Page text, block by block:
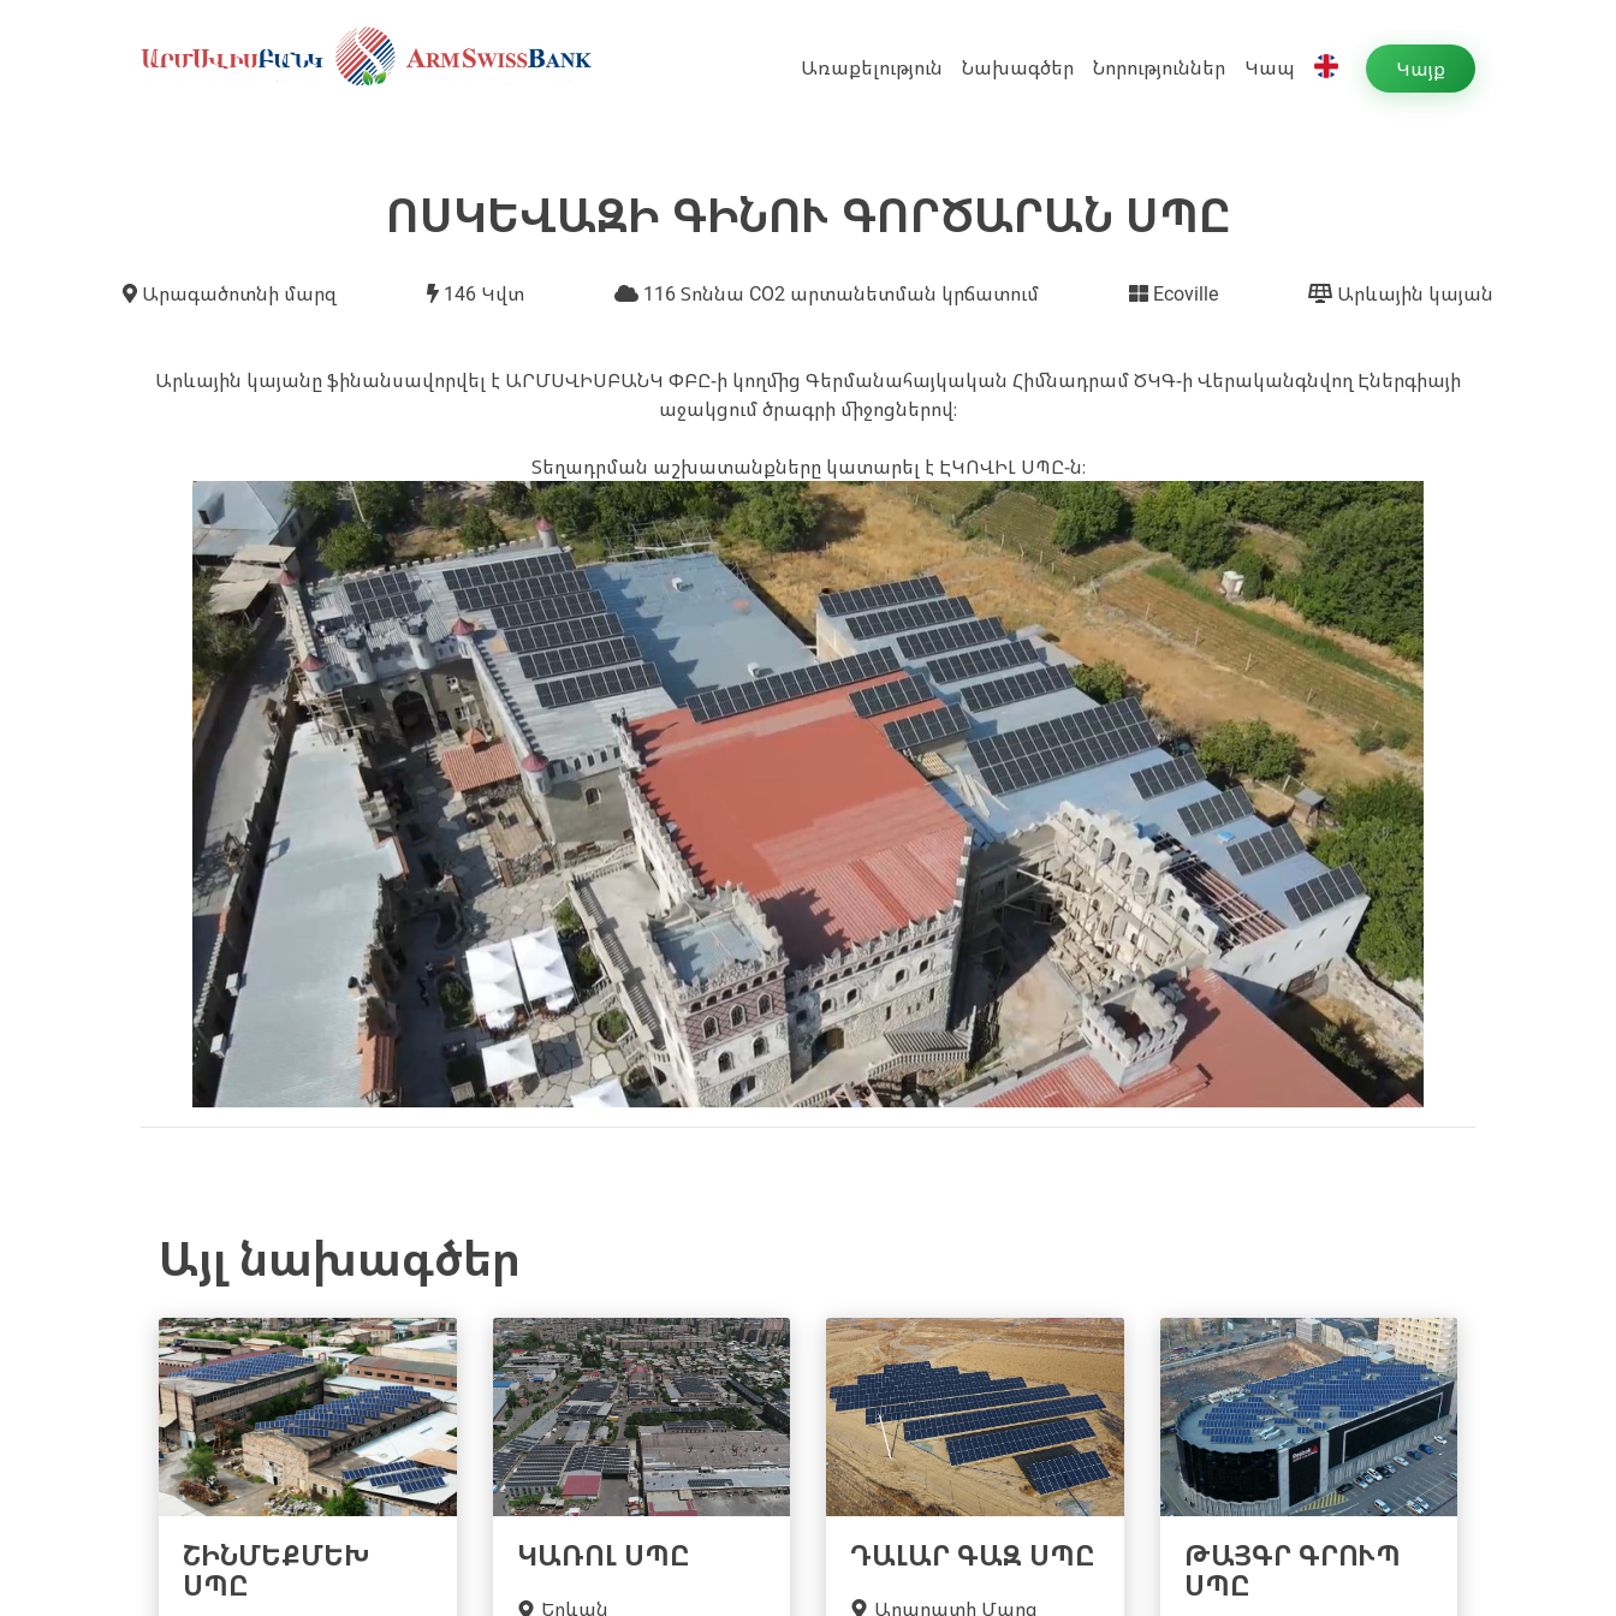
Առաքելություն Նախագծեր Նորություններ Կապ Կայք
ՈՍԿԵՎԱԶԻ ԳԻՆՈՒ ԳՈՐԾԱՐԱՆ ՍՊԸ
Արագածոտնի մարզ 146 Կվտ 116 Տոննա CO2 արտանետման կրճատում Ecoville Արևային կայան
Արևային կայանը ֆինանսավորվել է ԱՐՄՍՎԻՍԲԱՆԿ ՓԲԸ-ի կողմից Գերմանահայկական Հիմնադրամ ԾԿԳ-ի Վերականգնվող Էներգիայի
աջակցում ծրագրի միջոցներով։
Տեղադրման աշխատանքները կատարել է ԷԿՈՎԻԼ ՍՊԸ-ն։
Այլ նախագծեր
ՇԻՆՄԵՔՄԵԽ
ՍՊԸ
ԿԱՌՈԼ ՍՊԸ
Երևան
ԴԱԼԱՐ ԳԱԶ ՍՊԸ
Արարատի Մարզ
ԹԱՅԳՐ ԳՐՈՒՊ
ՍՊԸ